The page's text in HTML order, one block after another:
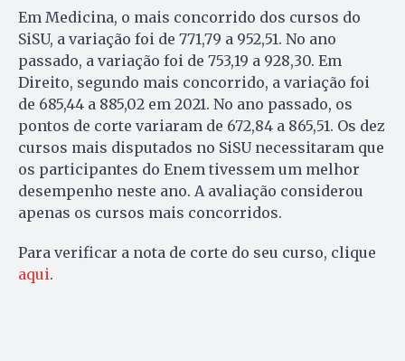
Em Medicina, o mais concorrido dos cursos do
SiSU, a variação foi de 771,79 a 952,51. No ano
passado, a variação foi de 753,19 a 928,30. Em
Direito, segundo mais concorrido, a variação foi
de 685,44 a 885,02 em 2021. No ano passado, os
pontos de corte variaram de 672,84 a 865,51. Os dez
cursos mais disputados no SiSU necessitaram que
os participantes do Enem tivessem um melhor
desempenho neste ano. A avaliação considerou
apenas os cursos mais concorridos.
Para verificar a nota de corte do seu curso, clique
aqui.